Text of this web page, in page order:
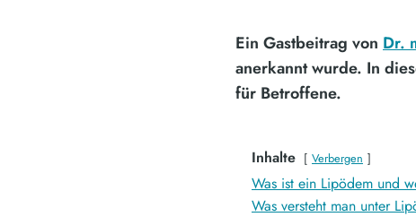
Ein Gastbeitrag von Dr.
anerkannt wurde. In
für Betroffene.
Inhalte Verbergen
Was ist ein Lipödem und
Was versteht man unter